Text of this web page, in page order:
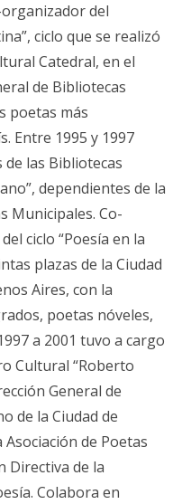
del
ciclo que se realizó
Catedral, en el
de Bibliotecas
poetas más
Entre 1995 y 1997
las Bibliotecas
dependientes de la
Municipales. Co-
ciclo “Poesía en la
plazas de la Ciudad
Aires, con la
poetas nóveles,
a 2001 tuvo a cargo
Cultural “Roberto
General de
de la Ciudad de
de Poetas
Directiva de la
Colabora en